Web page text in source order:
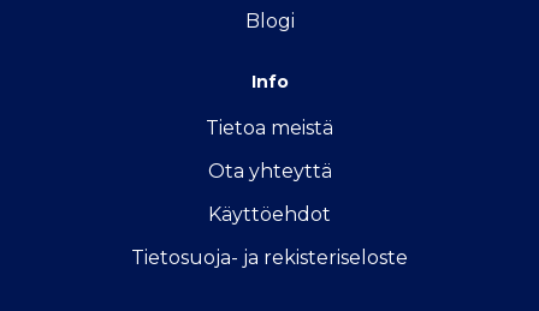
Blogi
Info
Tietoa meistä
Ota yhteyttä
Käyttöehdot
Tietosuoja- ja rekisteriseloste